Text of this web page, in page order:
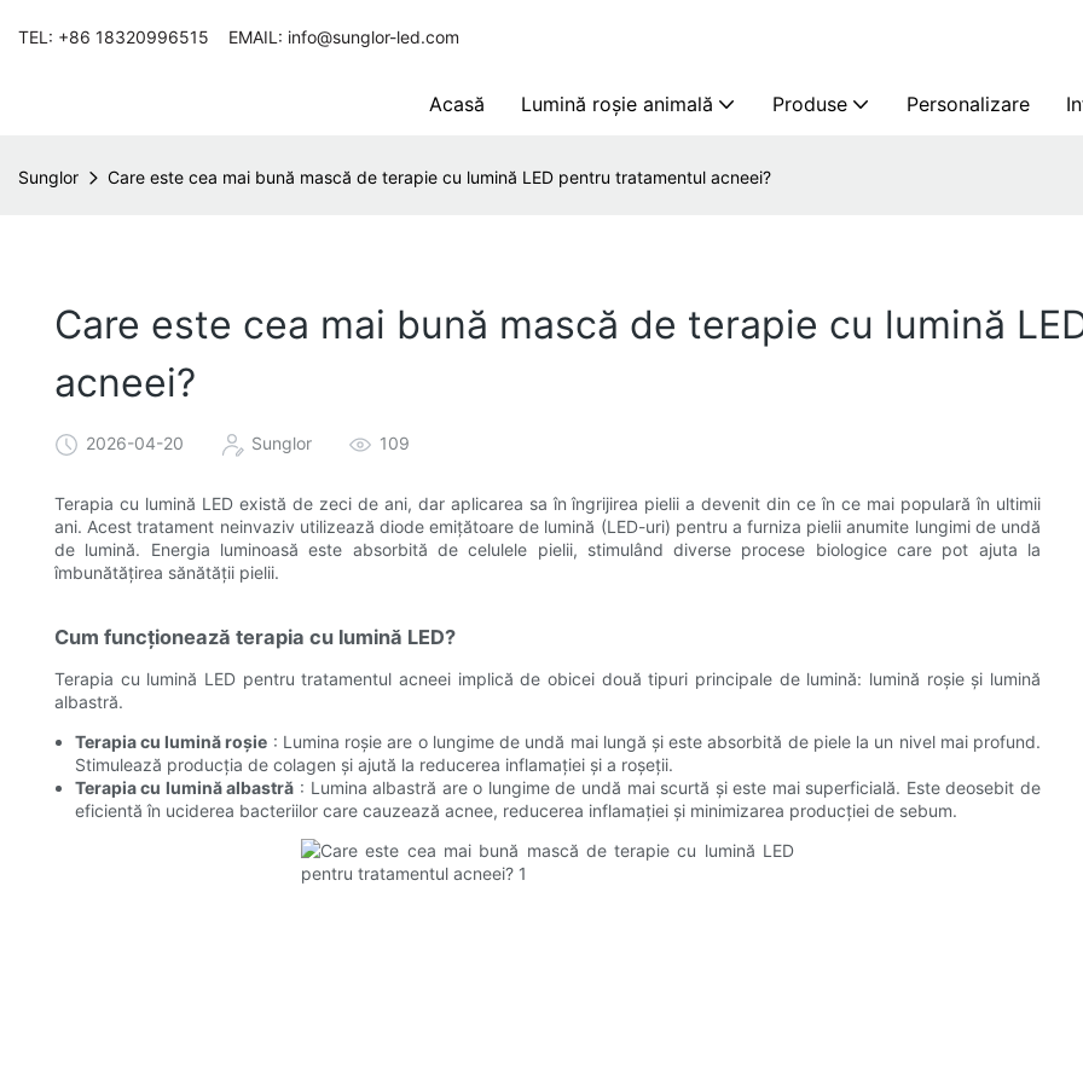
TEL: +86 18320996515 EMAIL: info@sunglor-led.com
Acasă Lumină roșie animală Produse Personalizare
Sunglor Care este cea mai bună mască de terapie cu lumină LED pentru tratamentul acneei?
Care este cea mai bună mască de terapie cu lumină
acneei?
2026-04-20 Sunglor 109
Terapia cu lumină LED există de zeci de ani, dar aplicarea sa în îngrijirea pielii a devenit din ce în ce mai populară în ultimii
ani. Acest tratament neinvaziv utilizează diode emițătoare de lumină (LED-uri) pentru a furniza pielii anumite lungimi de undă
de lumină. Energia luminoasă este absorbită de celulele pielii, stimulând diverse procese biologice care pot ajuta la
îmbunătățirea sănătății pielii.
Cum funcționează terapia cu lumină LED?
Terapia cu lumină LED pentru tratamentul acneei implică de obicei două tipuri principale de lumină: lumină roșie și lumină
albastră.
Terapia cu lumină roșie : Lumina roșie are o lungime de undă mai lungă și este absorbită de piele la un nivel mai profund.
Stimulează producția de colagen și ajută la reducerea inflamației și a roșeții.
Terapia cu lumină albastră : Lumina albastră are o lungime de undă mai scurtă și este mai superficială. Este deosebit de
eficientă în uciderea bacteriilor care cauzează acnee, reducerea inflamației și minimizarea producției de sebum.